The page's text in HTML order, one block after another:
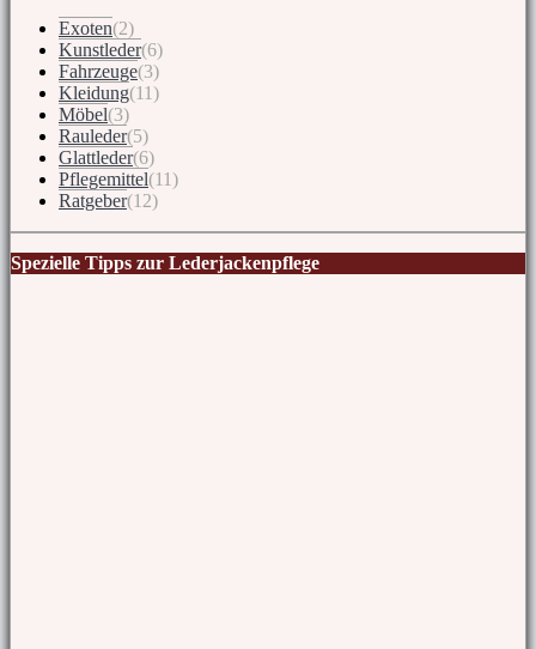
Exoten(2)
Kunstleder(6)
Fahrzeuge(3)
Kleidung(11)
Möbel(3)
Rauleder(5)
Glattleder(6)
Pflegemittel(11)
Ratgeber(12)
Spezielle Tipps zur Lederjackenpflege